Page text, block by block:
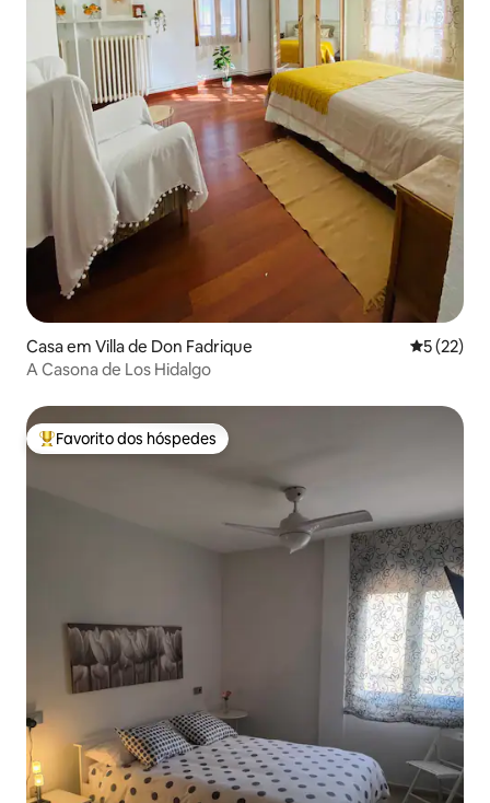
Casa em Villa de Don Fadrique
5 (22)
A Casona de Los Hidalgo
Favoritos dos hóspedes mais apreciados
Favorito dos hóspedes